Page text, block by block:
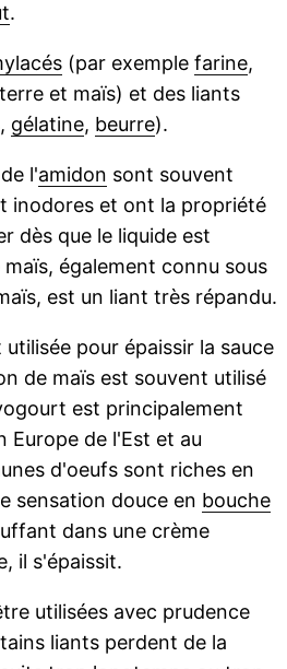
.
(par exemple farine,
et maïs) et des liants
gélatine, beurre).
l'amidon sont souvent
inodores et ont la propriété
dès que le liquide est
également connu sous
est un liant très répandu.
pour épaissir la sauce
de maïs est souvent utilisé
est principalement
Europe de l'Est et au
d'oeufs sont riches en
sensation douce en bouche
dans une crème
il s'épaissit.
utilisées avec prudence
liants perdent de la